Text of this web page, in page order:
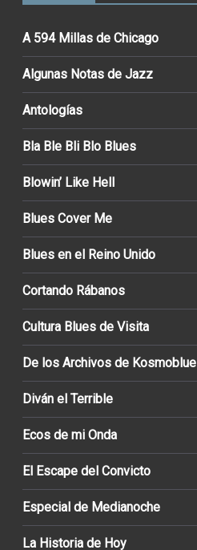
A 594 Millas de Chicago
Algunas Notas de Jazz
Antologías
Bla Ble Bli Blo Blues
Blowin’ Like Hell
Blues Cover Me
Blues en el Reino Unido
Cortando Rábanos
Cultura Blues de Visita
De los Archivos de Kosmoblue
Diván el Terrible
Ecos de mi Onda
El Escape del Convicto
Especial de Medianoche
La Historia de Hoy